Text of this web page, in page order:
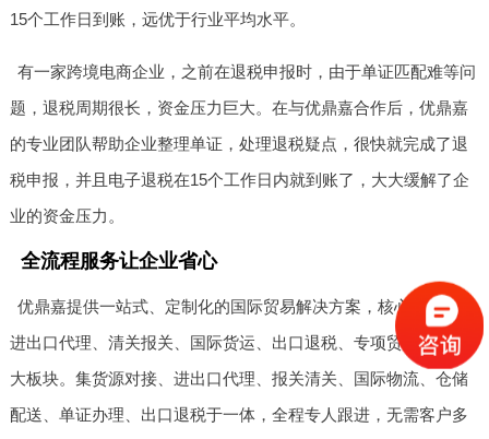
15个工作日到账，远优于行业平均水平。
有一家跨境电商企业，之前在退税申报时，由于单证匹配难等问
题，退税周期很长，资金压力巨大。在与优鼎嘉合作后，优鼎嘉
的专业团队帮助企业整理单证，处理退税疑点，很快就完成了退
税申报，并且电子退税在15个工作日内就到账了，大大缓解了企
业的资金压力。
全流程服务让企业省心
优鼎嘉提供一站式、定制化的国际贸易解决方案，核心服务覆盖
进出口代理、清关报关、国际货运、出口退税、专项贸易服务五
大板块。集货源对接、进出口代理、报关清关、国际物流、仓储
配送、单证办理、出口退税于一体，全程专人跟进，无需客户多